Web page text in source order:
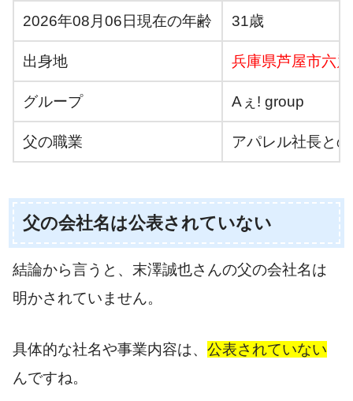
2026年08月06日現在の年齢 31歳
出身地 兵庫県芦屋市六
グループ Aぇ! group
父の職業 アパレル社長と
父の会社名は公表されていない
結論から言うと、末澤誠也さんの父の会社名は
明かされていません。
具体的な社名や事業内容は、 公表されていない
んですね。